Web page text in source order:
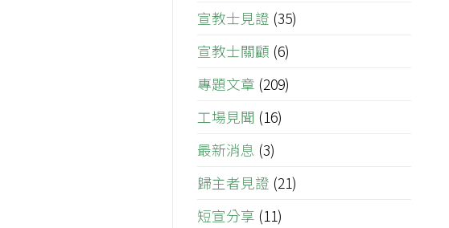
宣教士見證 (35)
宣教士關顧 (6)
專題文章 (209)
工場見聞 (16)
最新消息 (3)
歸主者見證 (21)
短宣分享 (11)